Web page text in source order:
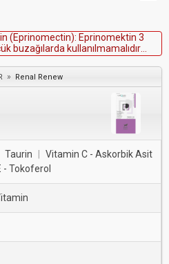
in (Eprinomectin): Eprinomektin 3
ük buzağı arda ku anı mama ıdır
şgrubundakibuzağılardagüvenlik
amıştır.
» Renal Renew
Taurin
Vitamin C - Askorbik Asit
- Tokoferol